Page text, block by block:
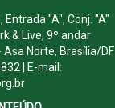
Entrada "A", Conj. "A"
& Live, 9º andar
Asa Norte, Brasília/DF
| E-mail: